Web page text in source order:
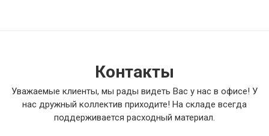
Контакты
Уважаемые клиенты, мы рады видеть Вас у нас в офисе! У
нас дружный коллектив приходите! На складе всегда
поддерживается расходный материал.